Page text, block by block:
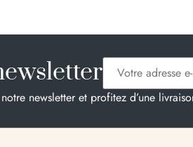
notre newsletter et profitez d’une